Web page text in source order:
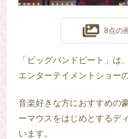
8点の
「ビッグバンドビート」は
エンターテイメントショー
音楽好きな方におすすめの
ーマウスをはじめとするデ
います。